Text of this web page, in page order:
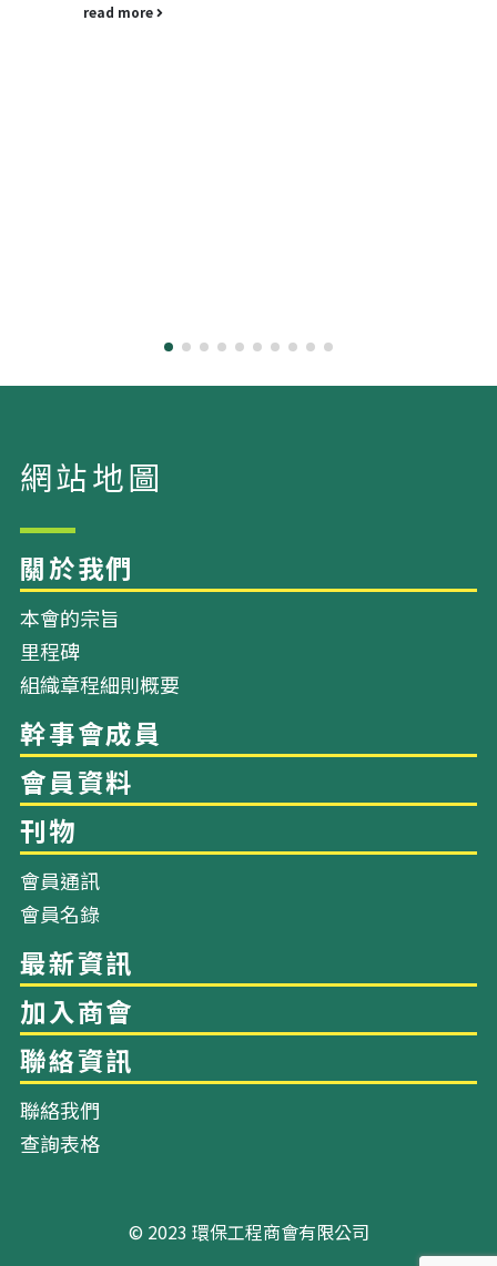
上述最新宣傳片和海報〈一式兩款A2宣傳海報〉...
網站地圖
關於我們
本會的宗旨
里程碑
組織章程細則概要
幹事會成員
會員通訊
會員名錄
聯絡我們
查詢表格
© 2023 環保工程商會有限公司